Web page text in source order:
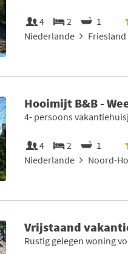
4 2
1
Niederlande
Friesland
Hooimijt B&B -
4- persoons
4 2
1
Niederlande
Noord-
Vrijstaand
Rustig gelegen woning